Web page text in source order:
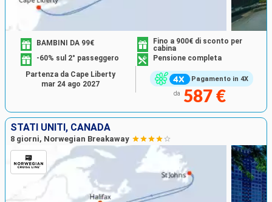
Pagamento in 4X
BAMBINI DA 99€
Fino a 900€ di sconto per
cabina
-60% sul 2° passeggero
Pensione completa
da 587 €
Partenza da Cape Liberty
mar 24 ago 2027
STATI UNITI, CANADA
8 giorni, Norwegian Breakaway